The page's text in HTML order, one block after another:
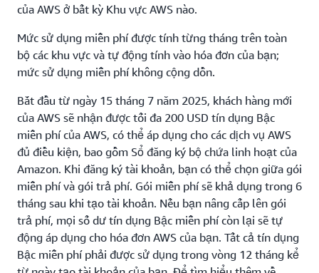
của AWS ở bất kỳ Khu vực AWS nào.
Mức sử dụng miễn phí được tính từng tháng trên toàn
bộ các khu vực và tự động tính vào hóa đơn của bạn;
mức sử dụng miễn phí không cộng dồn.
Bắt đầu từ ngày 15 tháng 7 năm 2025, khách hàng mới
của AWS sẽ nhận được tối đa 200 USD tín dụng Bậc
miễn phí của AWS, có thể áp dụng cho các dịch vụ AWS
đủ điều kiện, bao gồm Sổ đăng ký bộ chứa linh hoạt của
Amazon. Khi đăng ký tài khoản, bạn có thể chọn giữa gói
miễn phí và gói trả phí. Gói miễn phí sẽ khả dụng trong 6
tháng sau khi tạo tài khoản. Nếu bạn nâng cấp lên gói
trả phí, mọi số dư tín dụng Bậc miễn phí còn lại sẽ tự
động áp dụng cho hóa đơn AWS của bạn. Tất cả tín dụng
Bậc miễn phí phải được sử dụng trong vòng 12 tháng kể